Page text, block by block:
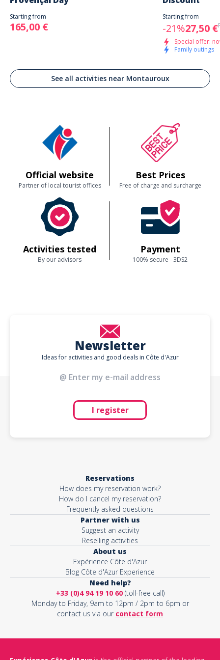
je recommande cette activité autour de moi
Starting from
165,00 €
Starting from
-21%27,50 €
Special offer:
Family outings
See all activities near Montauroux
Official website
Partner of local tourist offices
Best Prices
Free of charge and surcharge
Activities tested
By our advisors
Payment
100% secure - 3DS2
Newsletter
Ideas for activities and good deals in Côte d'Azur
I register
Reservations
How does my reservation work?
How do I cancel my reservation?
Frequently asked questions
Partner with us
Suggest an activity
Reselling activities
About us
Expérience Côte d'Azur
Blog Côte d'Azur Experience
Need help?
+33 (0)4 94 19 10 60(toll-free call)
Monday to Friday, 9am to 12pm / 2pm to 6pm or
contact us via our contact form